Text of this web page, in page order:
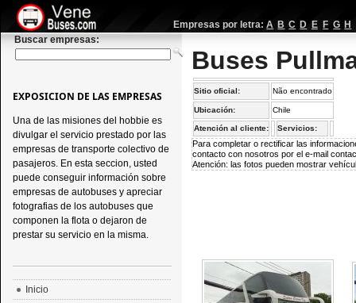
Empresas por letra: A B C D E F G H
Buscar empresas:
Buses
Sitio oficial: Não encontrado
Ubicación: Chile
Atención al cliente: Servicios:
Para completar o rectificar las
contacto con nosotros por el e-mail
Atención: las fotos pueden mostrar
EXPOSICION DE LAS EMPRESAS
Una de las misiones del hobbie es
divulgar el servicio prestado por las
empresas de transporte colectivo de
pasajeros. En esta seccion, usted
puede conseguir información sobre
empresas de autobuses y apreciar
fotografias de los autobuses que
componen la flota o dejaron de
prestar su servicio en la misma.
Inicio